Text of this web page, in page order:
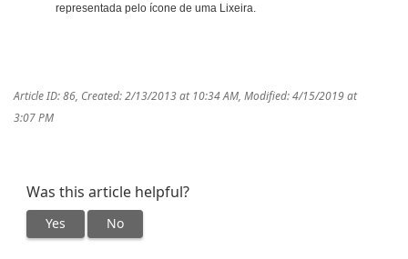
representada pelo ícone de uma Lixeira.
Article ID: 86, Created: 2/13/2013 at 10:34 AM, Modified: 4/15/2019 at
3:07 PM
Was this article helpful?
Yes No